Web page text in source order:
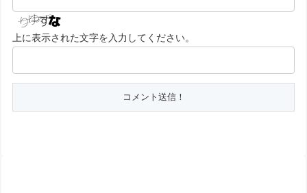
上に表示された文字を入力してください。